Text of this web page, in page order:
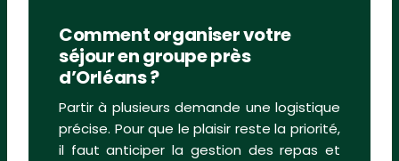
Comment organiser votre
séjour en groupe près
d’Orléans ?
Partir à plusieurs demande une logistique
précise. Pour que le plaisir reste la priorité,
il faut anticiper la gestion des repas et